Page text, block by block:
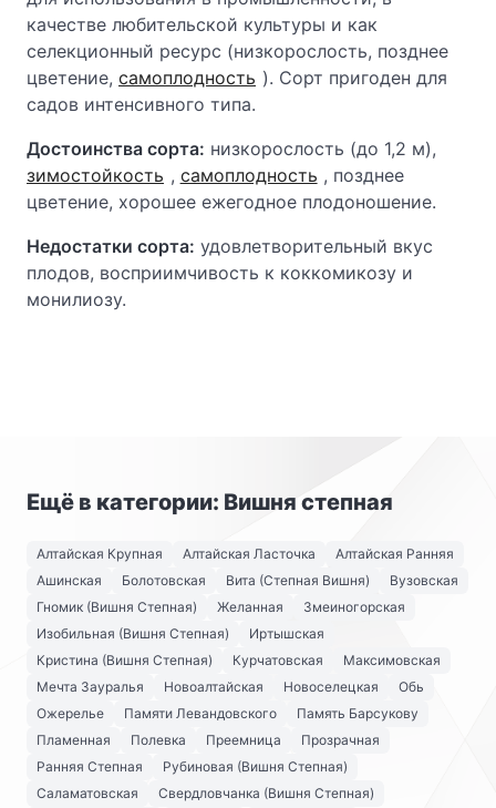
качестве любительской культуры и как
селекционный ресурс (низкорослость, позднее
цветение, самоплодность ). Сорт пригоден для
садов интенсивного типа.
Достоинства сорта: низкорослость (до 1,2 м),
зимостойкость , самоплодность , позднее
цветение, хорошее ежегодное плодоношение.
Недостатки сорта: удовлетворительный вкус
плодов, восприимчивость к коккомикозу и
монилиозу.
Ещё в категории: Вишня степная
Алтайская Крупная Алтайская Ласточка
Алтайская Ранняя
Ашинская
Болотовская Вита (Степная Вишня)
Вузовская
Гномик (Вишня Степная)
Желанная
Змеиногорская
Изобильная (Вишня Степная)
Иртышская
Кристина (Вишня Степная)
Курчатовская
Максимовская
Мечта Зауралья
Новоалтайская Новоселецкая
Обь
Ожерелье
Памяти Левандовского
Память Барсукову
Пламенная
Полевка Преемница
Прозрачная
Ранняя Степная
Рубиновая (Вишня Степная)
Саламатовская
Свердловчанка (Вишня Степная)